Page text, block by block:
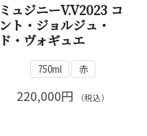
ミュジニーV.V2023 コ
ント・ジョルジュ・
ド・ヴォギュエ
750ml 赤
220,000円 （税込）